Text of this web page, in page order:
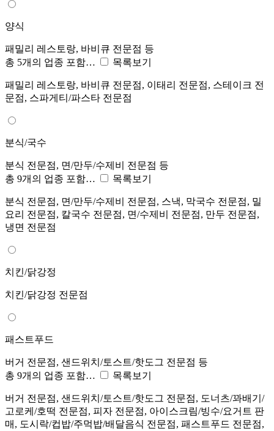
양식
패밀리 레스토랑, 바비큐 전문점 등
총 5개의 업종 포함…
목록보기
패밀리 레스토랑, 바비큐 전문점, 이태리 전문점, 스테이크 전
문점, 스파게티/파스타 전문점
분식/국수
분식 전문점, 면/만두/수제비 전문점 등
총 9개의 업종 포함…
목록보기
분식 전문점, 면/만두/수제비 전문점, 스낵, 막국수 전문점, 밀
요리 전문점, 칼국수 전문점, 면/수제비 전문점, 만두 전문점,
냉면 전문점
치킨/닭강정
치킨/닭강정 전문점
패스트푸드
버거 전문점, 샌드위치/토스트/핫도그 전문점 등
총 9개의 업종 포함…
목록보기
버거 전문점, 샌드위치/토스트/핫도그 전문점, 도너츠/꽈배기/
고로케/호떡 전문점, 피자 전문점, 아이스크림/빙수/요거트 판
매, 도시락/컵밥/주먹밥/배달음식 전문점, 패스트푸드 전문점,